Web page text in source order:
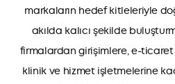
markaların hedef kitleleriyle
akılda kalıcı şekilde
firmalardan girişimlere, e-
klinik ve hizmet işletmelerine